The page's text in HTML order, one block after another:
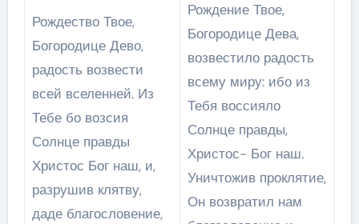
Рождество Твое,
Богородице Дево,
радость возвести
всей вселенней. Из
Тебе бо возсия
Солнце правды
Христос Бог наш, и,
разрушив клятву,
даде благословение,
Рождение Твое,
Богородице Дева,
возвестило радость
всему миру: ибо из
Тебя воссияло
Солнце правды,
Христос- Бог наш.
Уничтожив проклятие,
Он возвратил нам